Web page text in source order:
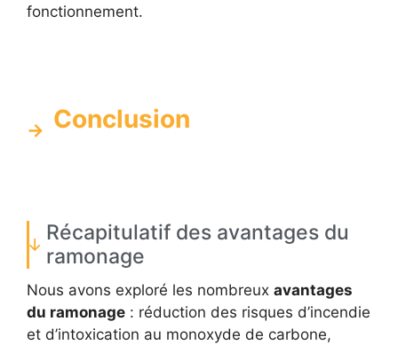
fonctionnement.
Conclusion
Récapitulatif des avantages du
ramonage
Nous avons exploré les nombreux avantages
du ramonage : réduction des risques d’incendie
et d’intoxication au monoxyde de carbone,